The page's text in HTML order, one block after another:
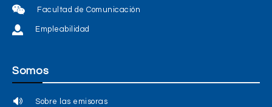
Facultad de Comunicación
Empleabilidad
Somos
Sobre las emisoras